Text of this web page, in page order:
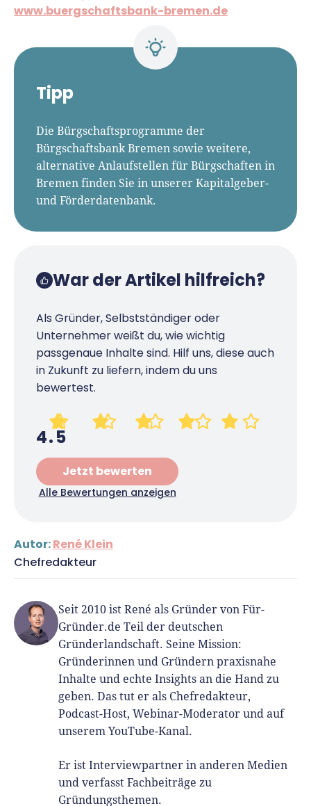
www.buergschaftsbank-bremen.de
Tipp
Die Bürgschaftsprogramme der
Bürgschaftsbank Bremen sowie weitere,
alternative Anlaufstellen für Bürgschaften in
Bremen finden Sie in unserer Kapitalgeber-
und Förderdatenbank.
War der Artikel hilfreich?
Als Gründer, Selbstständiger oder
Unternehmer weißt du, wie wichtig
passgenaue Inhalte sind. Hilf uns, diese auch
in Zukunft zu liefern, indem du uns
bewertest.
4.5
Jetzt bewerten
Alle Bewertungen anzeigen
Autor:René Klein
Chefredakteur
Seit 2010 ist René als Gründer von Für-
Gründer.de Teil der deutschen
Gründerlandschaft. Seine Mission:
Gründerinnen und Gründern praxisnahe
Inhalte und echte Insights an die Hand zu
geben. Das tut er als Chefredakteur,
Podcast-Host, Webinar-Moderator und auf
unserem YouTube-Kanal.
Er ist Interviewpartner in anderen Medien
und verfasst Fachbeiträge zu
Gründungsthemen.